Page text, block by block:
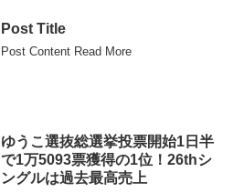
展示会を開催することを発表しました。
Post Title
Post Content Read More
ゆうこ選抜総選挙投票開始1日半
で1万5093票獲得の1位！26thシ
ングルは過去最高売上